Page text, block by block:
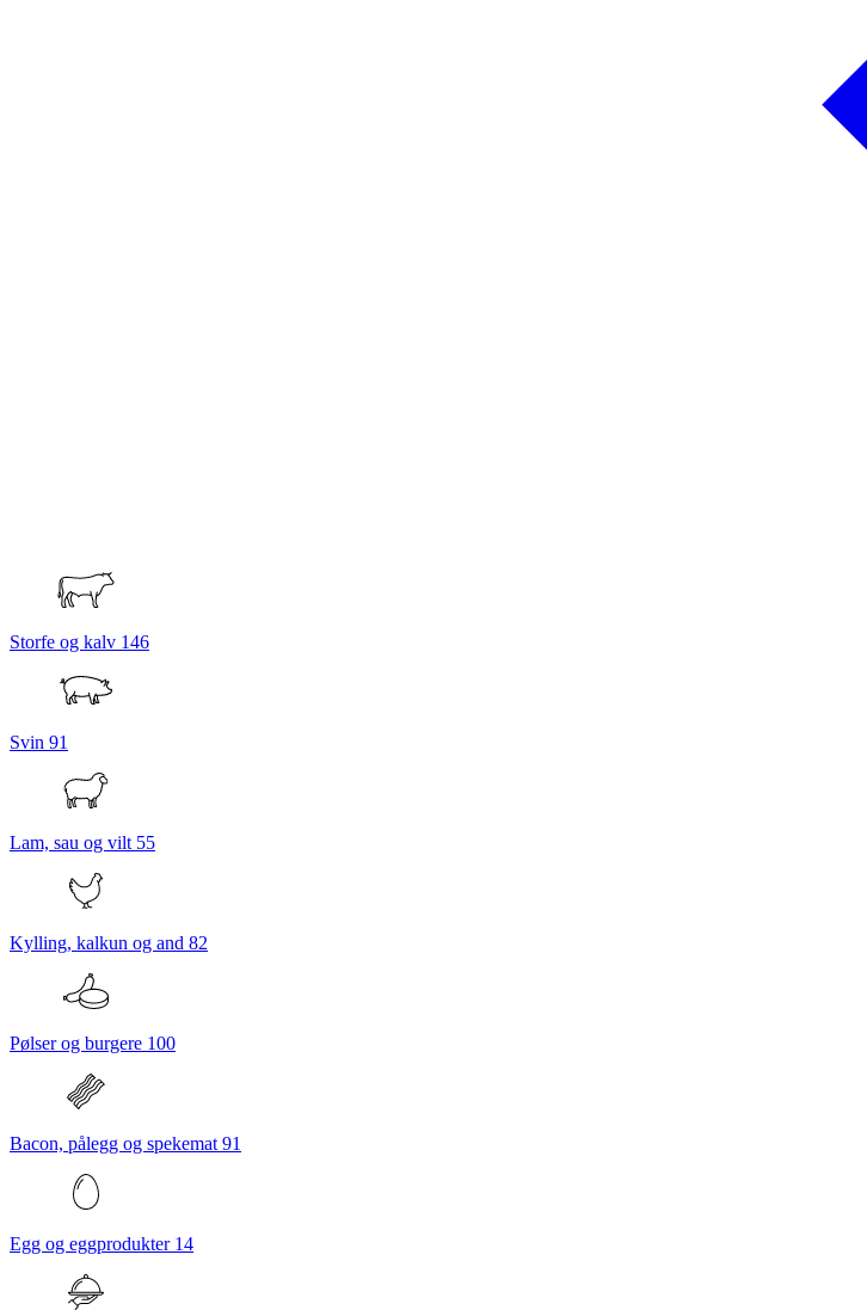
Storfe og kalv 146
Svin 91
Lam, sau og vilt 55
Kylling, kalkun og and 82
Pølser og burgere 100
Bacon, pålegg og spekemat 91
Egg og eggprodukter 14